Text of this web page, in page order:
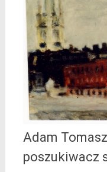
Adam
poszukiwacz